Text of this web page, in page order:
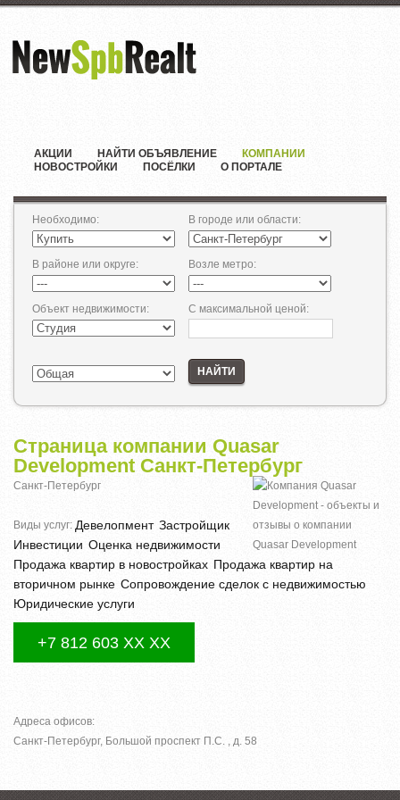
АКЦИИ НАЙТИ ОБЪЯВЛЕНИЕ
КОМПАНИИ
НОВОСТРОЙКИ
ПОСЁЛКИ О ПОРТАЛЕ
Необходимо: В городе или области:
В районе или округе: Возле метро:
Объект недвижимости: С максимальной ценой:
НАЙТИ
Страница компании Quasar
Development Санкт-Петербург
Санкт-Петербург
Виды услуг: Девелопмент Застройщик
Инвестиции Оценка недвижимости
Продажа квартир в новостройках Продажа квартир на
вторичном рынке Сопровождение сделок с недвижимостью
Юридические услуги
+7 812 603 XX XX
Адреса офисов:
Санкт-Петербург, Большой проспект П.С. , д. 58